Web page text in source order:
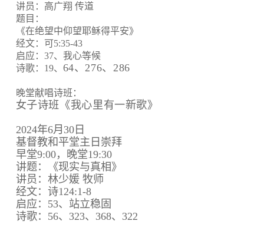
讲员：高广翔 传道
题目：
《在绝望中仰望耶稣得平安》
经文：可5:35-43
启应：37、我心等候
诗歌：19、 64、 276、 286
晚堂献唱诗班：
女子诗班《我心里有一新歌》
2024年6月30日
基督教和平堂主日崇拜
早堂9:00，晚堂19:30
讲题：《现实与真相》
讲员：林少媛 牧师
经文：诗124:1-8
启应：53、站立稳固
诗歌：56、323、368、322